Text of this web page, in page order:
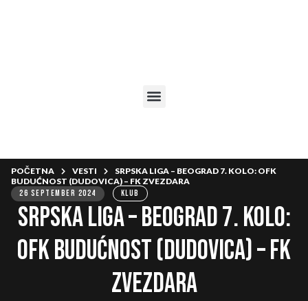
POČETNA VESTI
SRPSKA LIGA – BEOGRAD 7. KOLO: OFK
BUDUĆNOST (DUDOVICA) – FK ZVEZDARA
26 SEPTEMBER 2024
KLUB
SRPSKA LIGA – BEOGRAD 7. kolo:
OFK BUDUĆNOST (Dudovica) – FK
ZVEZDARA